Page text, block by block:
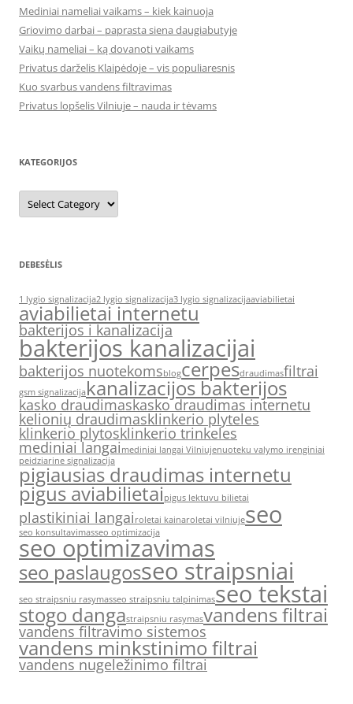
Mediniai nameliai vaikams – kiek kainuoja
Griovimo darbai – paprasta siena daugiabutyje
Vaikų nameliai – ką dovanoti vaikams
Privatus darželis Klaipėdoje – vis populiaresnis
Kuo svarbus vandens filtravimas
Privatus lopšelis Vilniuje – nauda ir tėvams
KATEGORIJOS
Kategorijos
DEBESĖLIS
1 lygio signalizacija2 lygio signalizacija3 lygio signalizacijaaviabilietai
aviabilietai internetu
bakterijos i kanalizacija
bakterijos kanalizacijai
bakterijos nuotekomsblogcerpesdraudimasfiltrai
gsm signalizacijakanalizacijos bakterijos
kasko draudimaskasko draudimas internetu
kelionių draudimasklinkerio plyteles
klinkerio plytosklinkerio trinkeles
mediniai langai mediniai langai Vilniujenuoteku valymo irenginiai
peidziarine signalizacija
pigiausias draudimas internetu
pigus aviabilietaipigus lektuvu bilietai
plastikiniai langai roletai kainaroletai vilniujeseo
seo konsultavimasseo optimizacija
seo optimizavimas
seo paslaugosseo straipsniai
seo straipsniu rasymasseo straipsniu talpinimasseo tekstai
stogo dangastraipsniu rasymasvandens filtrai
vandens filtravimo sistemos
vandens minkstinimo filtrai
vandens nugeležinimo filtrai